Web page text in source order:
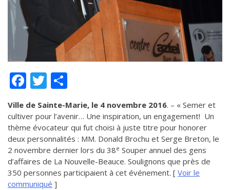
de solidarité
Futurpreneur
Toile entrepreneuriale Nouvelle-
Beauce
Facebook
Twitter
Ville de Sainte-Marie, le 4 novembre 2016. – « Semer et
cultiver pour l’avenir… Une inspiration, un engagement! Un
thème évocateur qui fut choisi à juste titre pour honorer
deux personnalités : MM. Donald Brochu et Serge Breton, le
2 novembre dernier lors du 38e Souper annuel des gens
d’affaires de La Nouvelle-Beauce. Soulignons que près de
350 personnes participaient à cet événement. [ Voir le
communiqué ]